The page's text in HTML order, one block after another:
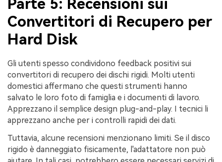
Parte 5: Recensioni sui
Convertitori di Recupero per
Hard Disk
Gli utenti spesso condividono feedback positivi sui
convertitori di recupero dei dischi rigidi. Molti utenti
domestici affermano che questi strumenti hanno
salvato le loro foto di famiglia e i documenti di lavoro.
Apprezzano il semplice design plug-and-play. I tecnici li
apprezzano anche per i controlli rapidi dei dati.
Tuttavia, alcune recensioni menzionano limiti. Se il disco
rigido è danneggiato fisicamente, l'adattatore non può